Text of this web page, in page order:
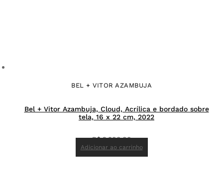
BEL + VITOR AZAMBUJA
Bel + Vitor Azambuja, Cloud, Acrílica e bordado sobre
tela, 16 x 22 cm, 2022
R$2.900,00
Adicionar ao carrinho